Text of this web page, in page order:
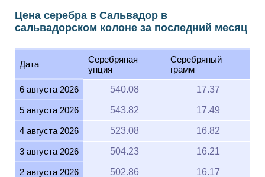
Цена серебра в Сальвадор в
сальвадорском колоне за последний месяц
Дата
Серебряная
унция
Серебряный
грамм
6 августа 2026
540.08 17.37
5 августа 2026 543.82 17.49
4 августа 2026 523.08 16.82
3 августа 2026 504.23 16.21
2 августа 2026 502.86 16.17